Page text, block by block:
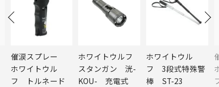
催涙スプレー
ホワイトウル
フ トルネード
ホワイトウルフ
スタンガン 洸-
KOU- 充電式
ホワイトウル
フ 3段式特殊警
棒 ST-23